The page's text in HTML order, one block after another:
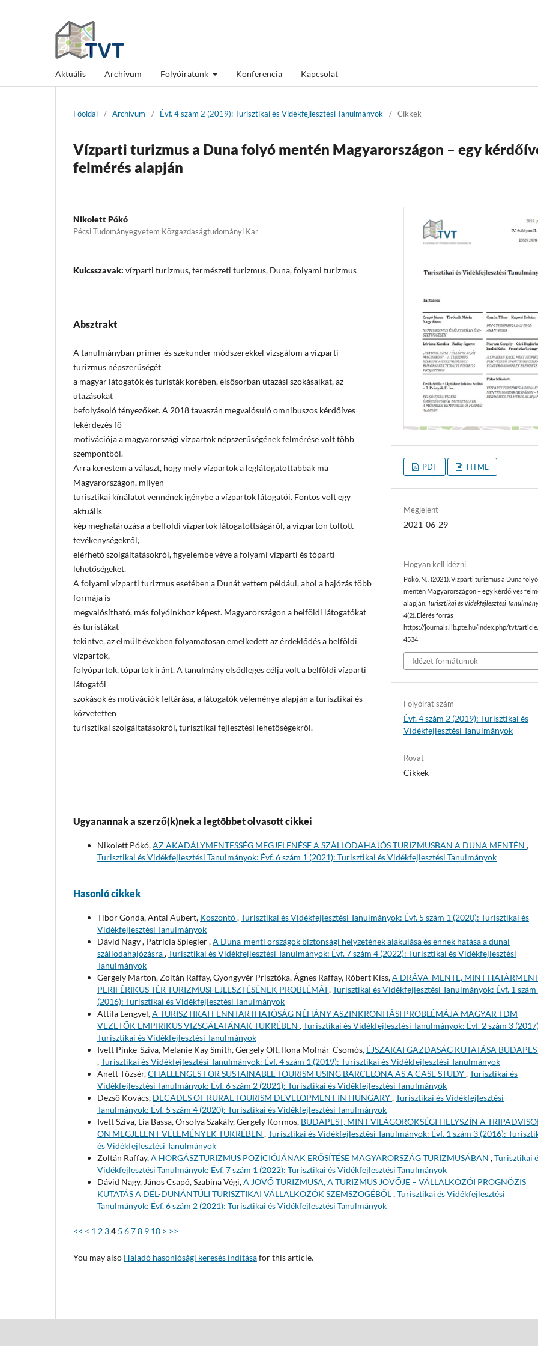
Aktuális Archívum Folyóiratunk Konferencia Kapcsolat
Főoldal / Archívum / Évf. 4 szám 2 (2019): Turisztikai és Vidékfejlesztési Tanulmányok / Cikkek
Vízparti turizmus a Duna folyó mentén Magyarországon – egy
felmérés alapján
Nikolett Pókó
Pécsi Tudományegyetem Közgazdaságtudományi Kar
Kulcsszavak: vízparti turizmus, természeti turizmus, Duna, folyami turizmus
Absztrakt
A tanulmányban primer és szekunder módszerekkel vizsgálom a vízparti
turizmus népszerűségét
a magyar látogatók és turisták körében, elsősorban utazási szokásaikat, az
utazásokat
befolyásoló tényezőket. A 2018 tavaszán megvalósuló omnibuszos kérdőíves
lekérdezés fő
motivációja a magyarországi vízpartok népszerűségének felmérése volt több
szempontból.
Arra kerestem a választ, hogy mely vízpartok a leglátogatottabbak ma
Magyarországon, milyen
turisztikai kínálatot vennének igénybe a vízpartok látogatói. Fontos volt egy
aktuális
kép meghatározása a belföldi vízpartok látogatottságáról, a vízparton töltött
tevékenységekről,
elérhető szolgáltatásokról, figyelembe véve a folyami vízparti és tóparti
lehetőségeket.
A folyami vízparti turizmus esetében a Dunát vettem például, ahol a hajózás több
formája is
megvalósítható, más folyóinkhoz képest. Magyarországon a belföldi látogatókat
és turistákat
tekintve, az elmúlt években folyamatosan emelkedett az érdeklődés a belföldi
vízpartok,
folyópartok, tópartok iránt. A tanulmány elsődleges célja volt a belföldi vízparti
látogatói
szokások és motivációk feltárása, a látogatók véleménye alapján a turisztikai és
közvetetten
turisztikai szolgáltatásokról, turisztikai fejlesztési lehetőségekről.
PDF HTML
Megjelent
2021-06-29
Hogyan kell idézni
Pókó, N. . (2021). Vízparti turizmus a Duna folyó
mentén Magyarországon – egy kérdőíves
alapján.Turisztikai és Vidékfejlesztési
4(2). Elérés forrás
https://journals.lib.pte.hu/index.php/tvt/
4534
Idézet formátumok
Folyóirat szám
Évf. 4 szám 2 (2019): Turisztikai és
Vidékfejlesztési Tanulmányok
Rovat
Cikkek
Ugyanannak a szerző(k)nek a legtöbbet olvasott cikkei
Nikolett Pókó,AZ AKADÁLYMENTESSÉG MEGJELENÉSE A SZÁLLODAHAJÓS TURIZMUSBAN A DUNA MENTÉN ,
Turisztikai és Vidékfejlesztési Tanulmányok: Évf. 6 szám 1 (2021): Turisztikai és Vidékfejlesztési Tanulmányok
Hasonló cikkek
Tibor Gonda, Antal Aubert, Köszöntő,Turisztikai és Vidékfejlesztési Tanulmányok: Évf. 5 szám 1 (2020): Turisztikai és
Vidékfejlesztési Tanulmányok
Dávid Nagy , Patrícia Spiegler ,A Duna-menti országok biztonsági helyzetének alakulása és ennek hatása a dunai
szállodahajózásra,Turisztikai és Vidékfejlesztési Tanulmányok: Évf. 7 szám 4 (2022): Turisztikai és Vidékfejlesztési
Tanulmányok
Gergely Marton, Zoltán Raffay, Gyöngyvér Prisztóka, Ágnes Raffay, Róbert Kiss,A DRÁVA-MENTE, MINT
PERIFÉRIKUS TÉR TURIZMUSFEJLESZTÉSÉNEK PROBLÉMÁI ,Turisztikai és Vidékfejlesztési Tanulmányok: Évf. 1 szám
(2016): Turisztikai és Vidékfejlesztési Tanulmányok
Attila Lengyel,A TURISZTIKAI FENNTARTHATÓSÁG NÉHÁNY ASZINKRONITÁSI PROBLÉMÁJA MAGYAR TDM
VEZETŐK EMPIRIKUS VIZSGÁLATÁNAK TÜKRÉBEN ,Turisztikai és Vidékfejlesztési Tanulmányok: Évf. 2 szám 3
Turisztikai és Vidékfejlesztési Tanulmányok
Ivett Pinke-Sziva, Melanie Kay Smith, Gergely Olt, Ilona Molnár-Csomós, ÉJSZAKAI GAZDASÁG KUTATÁSA
,Turisztikai és Vidékfejlesztési Tanulmányok: Évf. 4 szám 1 (2019): Turisztikai és Vidékfejlesztési Tanulmányok
Anett Tőzsér,CHALLENGES FOR SUSTAINABLE TOURISM USING BARCELONA AS A CASE STUDY,Turisztikai és
Vidékfejlesztési Tanulmányok: Évf. 6 szám 2 (2021): Turisztikai és Vidékfejlesztési Tanulmányok
Dezső Kovács, DECADES OF RURAL TOURISM DEVELOPMENT IN HUNGARY,Turisztikai és Vidékfejlesztési
Tanulmányok: Évf. 5 szám 4 (2020): Turisztikai és Vidékfejlesztési Tanulmányok
Ivett Sziva, Lia Bassa, Orsolya Szakály, Gergely Kormos, BUDAPEST, MINT VILÁGÖRÖKSÉGI HELYSZÍN A
ON MEGJELENT VÉLEMÉNYEK TÜKRÉBEN ,Turisztikai és Vidékfejlesztési Tanulmányok: Évf. 1 szám 3 (2016):
és Vidékfejlesztési Tanulmányok
Zoltán Raffay,A HORGÁSZTURIZMUS POZÍCIÓJÁNAK ERŐSÍTÉSE MAGYARORSZÁG TURIZMUSÁBAN ,Turisztikai
Vidékfejlesztési Tanulmányok: Évf. 7 szám 1 (2022): Turisztikai és Vidékfejlesztési Tanulmányok
Dávid Nagy, János Csapó, Szabina Végi,A JÖVŐ TURIZMUSA, A TURIZMUS JÖVŐJE – VÁLLALKOZÓI PROGNÓZIS
KUTATÁS A DÉL-DUNÁNTÚLI TURISZTIKAI VÁLLALKOZÓK SZEMSZÖGÉBŐL,Turisztikai és Vidékfejlesztési
Tanulmányok: Évf. 6 szám 2 (2021): Turisztikai és Vidékfejlesztési Tanulmányok
<< < 1 2 34 5 678 9 10 > >>
You may also Haladó hasonlósági keresés indításafor this article.